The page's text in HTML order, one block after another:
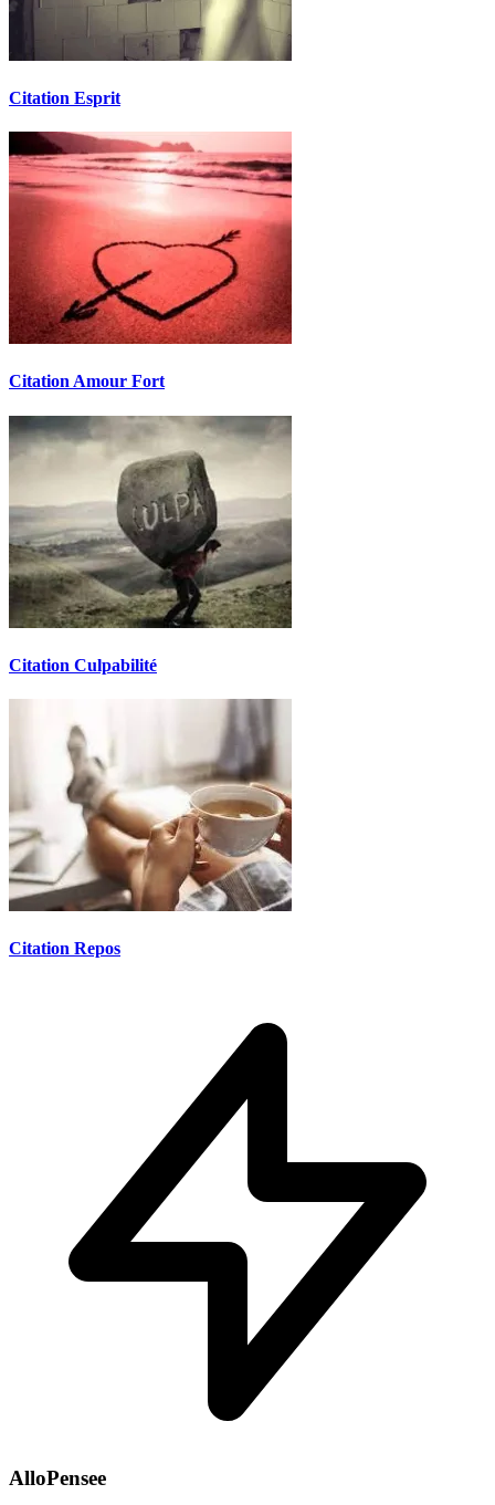
Citation Esprit
Citation Amour Fort
Citation Culpabilité
Citation Repos
AlloPensee